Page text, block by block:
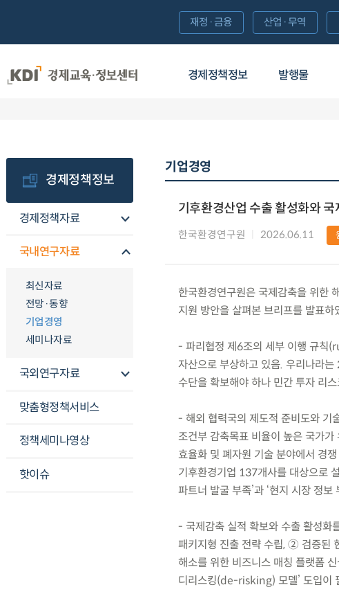
경제정책정보 발행물
재정·금융 산업·무역
경제정책정보
경제정책자료
국내연구자료
최신자료
전망·동향
기업경영
세미나자료
국외연구자료
맞춤형정책서비스
정책세미나영상
핫이슈
기업경영
기후환경산업 수출 활성화와 국
한국환경연구원 2026.06.11
한국환경연구원은 국제감축을 위한
지원 방안을 살펴본 브리프를 발표하
- 파리협정 제6조의 세부 이행 규칙
자산으로 부상하고 있음. 우리나라
수단을 확보해야 하나 민간 투자 리
- 해외 협력국의 제도적 준비도와 기
조건부 감축목표 비율이 높은 국가
효율화 및 폐자원 기술 분야에서 경
기후환경기업 137개사를 대상으로
파트너 발굴 부족’과 ‘현지 시장 정보
- 국제감축 실적 확보와 수출 활성화
패키지형 진출 전략 수립, ② 검증된
해소를 위한 비즈니스 매칭 플랫폼
디리스킹(de-risking) 모델’ 도입이